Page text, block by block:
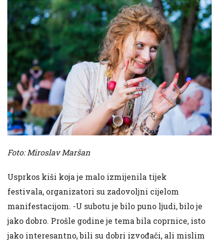
Foto: Miroslav Maršan
Usprkos kiši koja je malo izmijenila tijek
festivala, organizatori su zadovoljni cijelom
manifestacijom. -U subotu je bilo puno ljudi, bilo je
jako dobro. Prošle godine je tema bila coprnice, isto
jako interesantno, bili su dobri izvođači, ali mislim